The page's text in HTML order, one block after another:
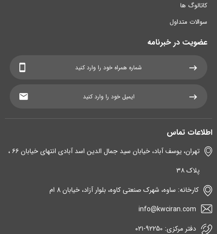
کاتالوگ ها
سوالات متداول
عضویت در خبرنامه
اطلاعات تماس
تهران، یوسف آباد، خیابان سید جمال الدین اسد آبادی انتهای خیابان ۶۶ ،
پلاک ۳۸
کارخانه: ساوه، شهرک صنعتی کاوه، بلوار آزاد، خیابان 8 ام
info@kwciran.com
دفتر مرکزی: 92250-۰۲۱